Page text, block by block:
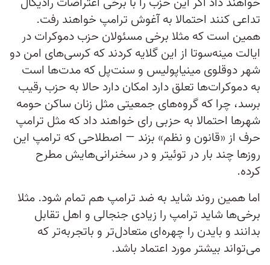
تداعی کنند احتمالا به آغوش ترامپ خواهند رفت.
همین است که مثلا برخی مسئولان حزب دموکرات در
ایالت مینه‌سوتا از این گلایه کردند که کرسی‌های امن دو
شهر دوقلوی مینیاپولیس و سنت‌پل که مدت‌ها است
به دموکرات‌ها تعلق دارد امکان دارد حالا به حزب رقیب
برسد، چرا که گروه‌های جمعیتی مثل زنان ساکن حومه
شهرها احتمالا به حزبی رای خواهند داد که مثل ترامپ
حرف از «قانون و نظم» بزند — اصطلاحی که ترامپ این
روزها چند بار در توئیتر و در سخنرانی‌هایش مطرح
کرده.
اما همین روند شاید به ضد ترامپ هم تمام شود. مثلا
برخی‌ها شاید ترامپ را زیادی جنجالی و اهل تقابل
بدانند و بایدن را چهره‌ای متعادل‌تر و باتجربه‌تر که
می‌تواند بیشتر مورد اعتماد باشد.